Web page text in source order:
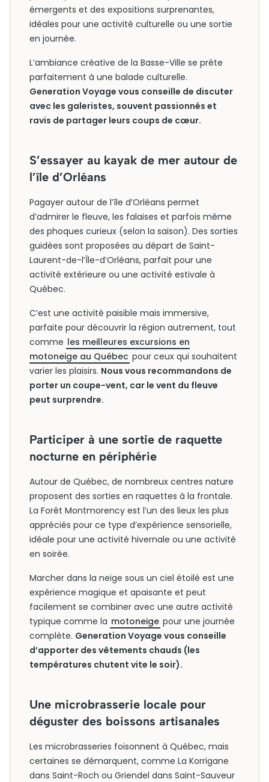
émergents et des expositions surprenantes,
idéales pour une activité culturelle ou une sortie
en journée.
L’ambiance créative de la Basse-Ville se prête
parfaitement à une balade culturelle.
Generation Voyage vous conseille de discuter
avec les galeristes, souvent passionnés et
ravis de partager leurs coups de cœur.
S’essayer au kayak de mer autour de
l’île d’Orléans
Pagayer autour de l’île d’Orléans permet
d’admirer le fleuve, les falaises et parfois même
des phoques curieux (selon la saison). Des sorties
guidées sont proposées au départ de Saint-
Laurent-de-l’Île-d’Orléans, parfait pour une
activité extérieure ou une activité estivale à
Québec.
C’est une activité paisible mais immersive,
parfaite pour découvrir la région autrement, tout
comme les meilleures excursions en
motoneige au Québec pour ceux qui souhaitent
varier les plaisirs. Nous vous recommandons de
porter un coupe-vent, car le vent du fleuve
peut surprendre.
Participer à une sortie de raquette
nocturne en périphérie
Autour de Québec, de nombreux centres nature
proposent des sorties en raquettes à la frontale.
La Forêt Montmorency est l’un des lieux les plus
appréciés pour ce type d’expérience sensorielle,
idéale pour une activité hivernale ou une activité
en soirée.
Marcher dans la neige sous un ciel étoilé est une
expérience magique et apaisante et peut
facilement se combiner avec une autre activité
typique comme la motoneige pour une journée
complète. Generation Voyage vous conseille
d’apporter des vêtements chauds (les
températures chutent vite le soir).
Une microbrasserie locale pour
déguster des boissons artisanales
Les microbrasseries foisonnent à Québec, mais
certaines se démarquent, comme La Korrigane
dans Saint-Roch ou Griendel dans Saint-Sauveur